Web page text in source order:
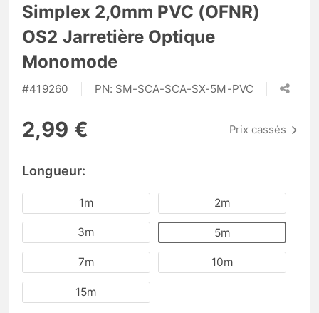
Simplex 2,0mm PVC (OFNR)
OS2 Jarretière Optique
Monomode
#419260 PN: SM-SCA-SCA-SX-5M-PVC
2,99 € Prix cassés
Longueur:
1m 2m
3m 5m
7m 10m
15m